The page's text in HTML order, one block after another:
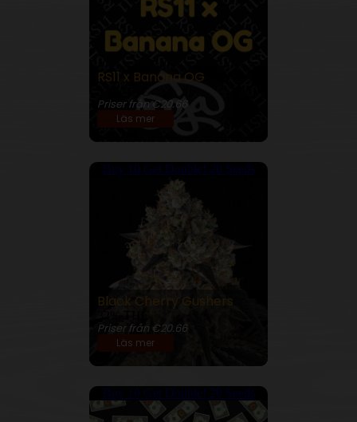
RS11 x Banana OG
Priser från €20.66
Läs mer
Buy 10 Get Double! 20 Seeds
Black Cherry Gushers
Priser från €20.66
Läs mer
Buy 10 Get Double! 20 Seeds